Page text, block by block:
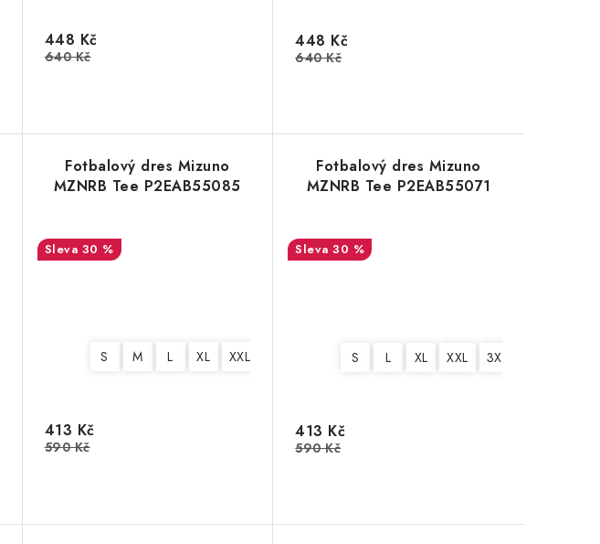
448 Kč
640 Kč
448 Kč
640 Kč
Fotbalový dres Mizuno
MZNRB Tee P2EAB55085
30 %
S M L XL XXL
413 Kč
590 Kč
Fotbalový dres Mizuno
MZNRB Tee P2EAB55071
30 %
S L XL XXL 3XL
413 Kč
590 Kč